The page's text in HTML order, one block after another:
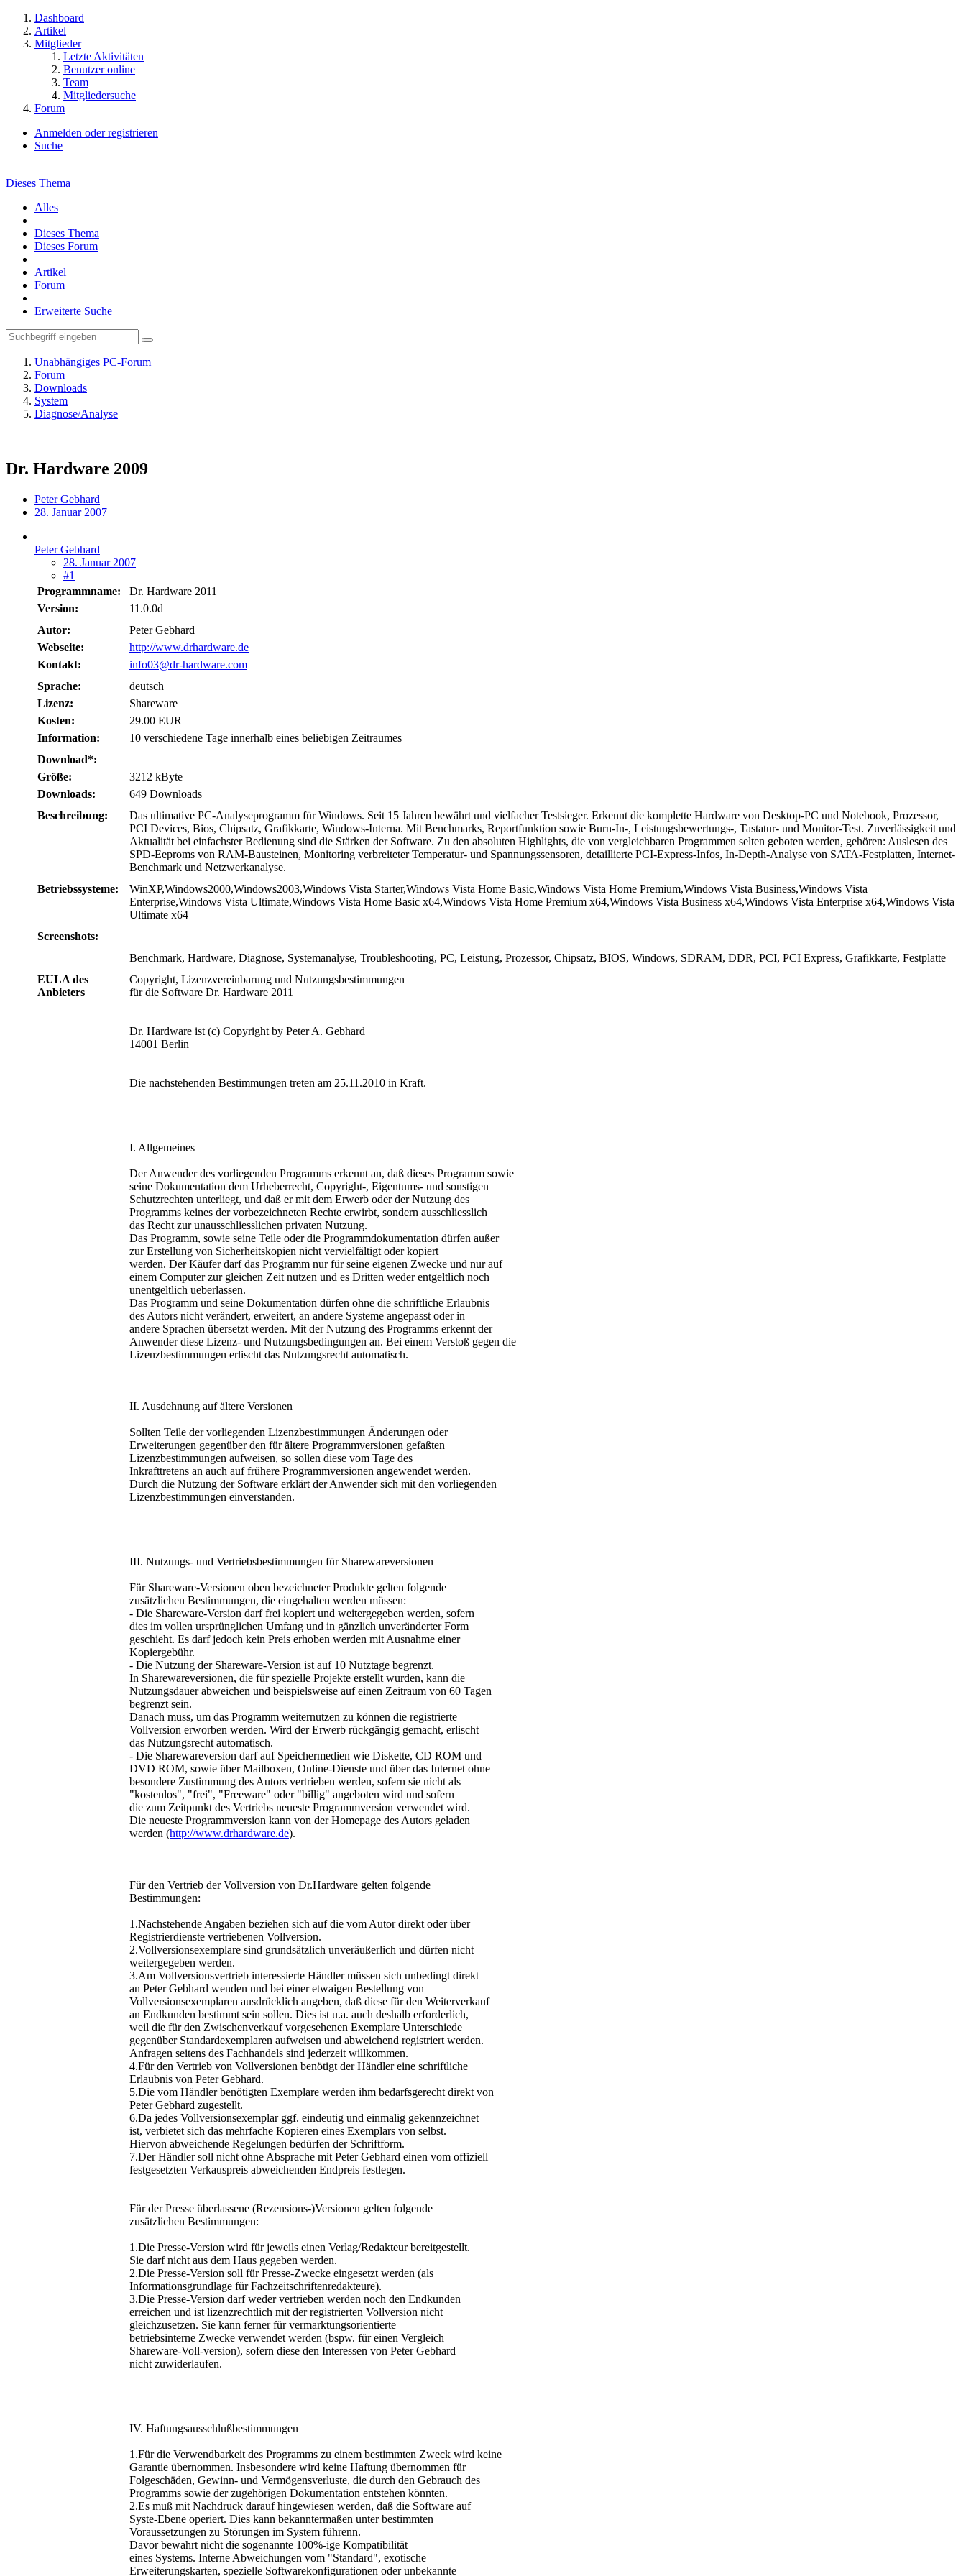
Dashboard
Artikel
Mitglieder
Letzte Aktivitäten
Benutzer online
Team
Mitgliedersuche
Forum
Anmelden oder registrieren
Suche
Dieses Thema
Alles
Dieses Thema
Dieses Forum
Artikel
Forum
Erweiterte Suche
Unabhängiges PC-Forum
Forum
Downloads
System
Diagnose/Analyse
Dr. Hardware 2009
Peter Gebhard
28. Januar 2007
Peter Gebhard
28. Januar 2007
#1
Programmname:
Dr. Hardware 2011
Version:
11.0.0d
Autor:
Peter Gebhard
Webseite:
http://www.drhardware.de
Kontakt:
info03@dr-hardware.com
Sprache:
deutsch
Lizenz:
Shareware
Kosten:
29.00 EUR
Information:
10 verschiedene Tage innerhalb eines beliebigen Zeitraumes
Download*:
Größe:
3212 kByte
Downloads:
649 Downloads
Beschreibung:
Das ultimative PC-Analyseprogramm für Windows. Seit 15 Jahren bewährt und vielfacher Testsieger. Erkennt die komplette Hardware von Desktop-PC und Notebook, Prozessor,
PCI Devices, Bios, Chipsatz, Grafikkarte, Windows-Interna. Mit Benchmarks, Reportfunktion sowie Burn-In-, Leistungsbewertungs-, Tastatur- und Monitor-Test. Zuverlässigkeit und
Aktualität bei einfachster Bedienung sind die Stärken der Software. Zu den absoluten Highlights, die von vergleichbaren Programmen selten geboten werden, gehören: Auslesen des
SPD-Eeproms von RAM-Bausteinen, Monitoring verbreiteter Temperatur- und Spannungssensoren, detaillierte PCI-Express-Infos, In-Depth-Analyse von SATA-Festplatten, Internet-
Benchmark und Netzwerkanalyse.
Betriebssysteme:
WinXP,Windows2000,Windows2003,Windows Vista Starter,Windows Vista Home Basic,Windows Vista Home Premium,Windows Vista Business,Windows Vista
Enterprise,Windows Vista Ultimate,Windows Vista Home Basic x64,Windows Vista Home Premium x64,Windows Vista Business x64,Windows Vista Enterprise x64,Windows Vista
Ultimate x64
Screenshots:
Benchmark, Hardware, Diagnose, Systemanalyse, Troubleshooting, PC, Leistung, Prozessor, Chipsatz, BIOS, Windows, SDRAM, DDR, PCI, PCI Express, Grafikkarte, Festplatte
EULA des
Anbieters
Copyright, Lizenzvereinbarung und Nutzungsbestimmungen
für die Software Dr. Hardware 2011
Dr. Hardware ist (c) Copyright by Peter A. Gebhard
14001 Berlin
Die nachstehenden Bestimmungen treten am 25.11.2010 in Kraft.
I. Allgemeines
Der Anwender des vorliegenden Programms erkennt an, daß dieses Programm sowie
seine Dokumentation dem Urheberrecht, Copyright-, Eigentums- und sonstigen
Schutzrechten unterliegt, und daß er mit dem Erwerb oder der Nutzung des
Programms keines der vorbezeichneten Rechte erwirbt, sondern ausschliesslich
das Recht zur unausschliesslichen privaten Nutzung.
Das Programm, sowie seine Teile oder die Programmdokumentation dürfen außer
zur Erstellung von Sicherheitskopien nicht vervielfältigt oder kopiert
werden. Der Käufer darf das Programm nur für seine eigenen Zwecke und nur auf
einem Computer zur gleichen Zeit nutzen und es Dritten weder entgeltlich noch
unentgeltlich ueberlassen.
Das Programm und seine Dokumentation dürfen ohne die schriftliche Erlaubnis
des Autors nicht verändert, erweitert, an andere Systeme angepasst oder in
andere Sprachen übersetzt werden. Mit der Nutzung des Programms erkennt der
Anwender diese Lizenz- und Nutzungsbedingungen an. Bei einem Verstoß gegen die
Lizenzbestimmungen erlischt das Nutzungsrecht automatisch.
II. Ausdehnung auf ältere Versionen
Sollten Teile der vorliegenden Lizenzbestimmungen Änderungen oder
Erweiterungen gegenüber den für ältere Programmversionen gefaßten
Lizenzbestimmungen aufweisen, so sollen diese vom Tage des
Inkrafttretens an auch auf frühere Programmversionen angewendet werden.
Durch die Nutzung der Software erklärt der Anwender sich mit den vorliegenden
Lizenzbestimmungen einverstanden.
III. Nutzungs- und Vertriebsbestimmungen für Sharewareversionen
Für Shareware-Versionen oben bezeichneter Produkte gelten folgende
zusätzlichen Bestimmungen, die eingehalten werden müssen:
- Die Shareware-Version darf frei kopiert und weitergegeben werden, sofern
dies im vollen ursprünglichen Umfang und in gänzlich unveränderter Form
geschieht. Es darf jedoch kein Preis erhoben werden mit Ausnahme einer
Kopiergebühr.
- Die Nutzung der Shareware-Version ist auf 10 Nutztage begrenzt.
In Sharewareversionen, die für spezielle Projekte erstellt wurden, kann die
Nutzungsdauer abweichen und beispielsweise auf einen Zeitraum von 60 Tagen
begrenzt sein.
Danach muss, um das Programm weiternutzen zu können die registrierte
Vollversion erworben werden. Wird der Erwerb rückgängig gemacht, erlischt
das Nutzungsrecht automatisch.
- Die Sharewareversion darf auf Speichermedien wie Diskette, CD ROM und
DVD ROM, sowie über Mailboxen, Online-Dienste und über das Internet ohne
besondere Zustimmung des Autors vertrieben werden, sofern sie nicht als
"kostenlos", "frei", "Freeware" oder "billig" angeboten wird und sofern
die zum Zeitpunkt des Vertriebs neueste Programmversion verwendet wird.
Die neueste Programmversion kann von der Homepage des Autors geladen
werden (http://www.drhardware.de).
Für den Vertrieb der Vollversion von Dr.Hardware gelten folgende
Bestimmungen:
1.Nachstehende Angaben beziehen sich auf die vom Autor direkt oder über
Registrierdienste vertriebenen Vollversion.
2.Vollversionsexemplare sind grundsätzlich unveräußerlich und dürfen nicht
weitergegeben werden.
3.Am Vollversionsvertrieb interessierte Händler müssen sich unbedingt direkt
an Peter Gebhard wenden und bei einer etwaigen Bestellung von
Vollversionsexemplaren ausdrücklich angeben, daß diese für den Weiterverkauf
an Endkunden bestimmt sein sollen. Dies ist u.a. auch deshalb erforderlich,
weil die für den Zwischenverkauf vorgesehenen Exemplare Unterschiede
gegenüber Standardexemplaren aufweisen und abweichend registriert werden.
Anfragen seitens des Fachhandels sind jederzeit willkommen.
4.Für den Vertrieb von Vollversionen benötigt der Händler eine schriftliche
Erlaubnis von Peter Gebhard.
5.Die vom Händler benötigten Exemplare werden ihm bedarfsgerecht direkt von
Peter Gebhard zugestellt.
6.Da jedes Vollversionsexemplar ggf. eindeutig und einmalig gekennzeichnet
ist, verbietet sich das mehrfache Kopieren eines Exemplars von selbst.
Hiervon abweichende Regelungen bedürfen der Schriftform.
7.Der Händler soll nicht ohne Absprache mit Peter Gebhard einen vom offiziell
festgesetzten Verkauspreis abweichenden Endpreis festlegen.
Für der Presse überlassene (Rezensions-)Versionen gelten folgende
zusätzlichen Bestimmungen:
1.Die Presse-Version wird für jeweils einen Verlag/Redakteur bereitgestellt.
Sie darf nicht aus dem Haus gegeben werden.
2.Die Presse-Version soll für Presse-Zwecke eingesetzt werden (als
Informationsgrundlage für Fachzeitschriftenredakteure).
3.Die Presse-Version darf weder vertrieben werden noch den Endkunden
erreichen und ist lizenzrechtlich mit der registrierten Vollversion nicht
gleichzusetzen. Sie kann ferner für vermarktungsorientierte
betriebsinterne Zwecke verwendet werden (bspw. für einen Vergleich
Shareware-Voll-version), sofern diese den Interessen von Peter Gebhard
nicht zuwiderlaufen.
IV. Haftungsausschlußbestimmungen
1.Für die Verwendbarkeit des Programms zu einem bestimmten Zweck wird keine
Garantie übernommen. Insbesondere wird keine Haftung übernommen für
Folgeschäden, Gewinn- und Vermögensverluste, die durch den Gebrauch des
Programms sowie der zugehörigen Dokumentation entstehen könnten.
2.Es muß mit Nachdruck darauf hingewiesen werden, daß die Software auf
Syste-Ebene operiert. Dies kann bekanntermaßen unter bestimmten
Voraussetzungen zu Störungen im System führenn.
Davor bewahrt nicht die sogenannte 100%-ige Kompatibilität
eines Systems. Interne Abweichungen vom "Standard", exotische
Erweiterungskarten, spezielle Softwarekonfigurationen oder unbekannte